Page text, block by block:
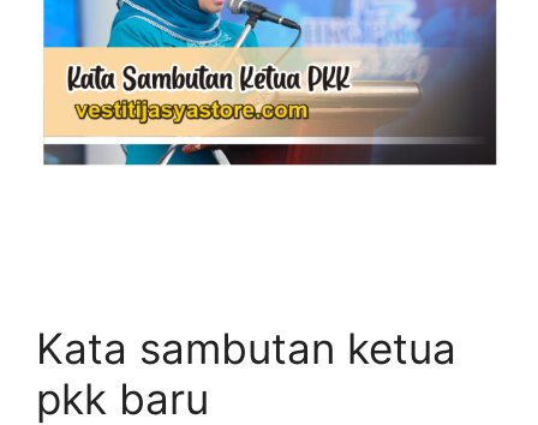
Kata sambutan ketua
pkk baru